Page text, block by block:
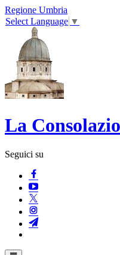
Regione Umbria
Select Language ▼
La
Seguici su